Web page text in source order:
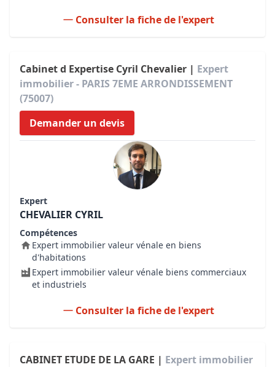
Consulter la fiche de l'expert
Cabinet d Expertise Cyril Chevalier | Expert
immobilier - PARIS 7EME ARRONDISSEMENT
(75007)
Demander un devis
Expert
CHEVALIER CYRIL
Compétences
Expert immobilier valeur vénale en biens
d'habitations
Expert immobilier valeur vénale biens commerciaux
et industriels
Consulter la fiche de l'expert
CABINET ETUDE DE LA GARE | Expert immobilier